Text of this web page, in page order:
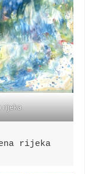
rijeka
rijeka